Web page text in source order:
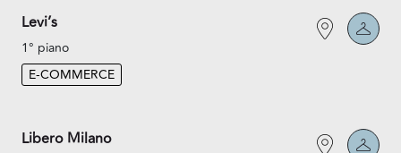
Levi’s
1° piano
E-COMMERCE
Libero Milano